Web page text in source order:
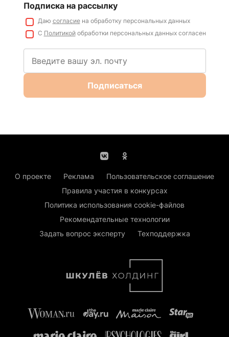
Подписка на рассылку
Даю согласиена обработку персональных данных
С Политикойобработки персональных данных согласен
Подписаться
О проекте Реклама
Пользовательское соглашение
Правила участия в конкурсах
Политика использования cookie-файлов
Рекомендательные технологии
Задать вопрос эксперту
Техподдержка